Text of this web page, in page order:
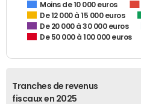
Moins de 10 000 euros
De 12 000 à 15 000 euros
De 20 000 à 30 000 euros
De 50 000 à 100 000 euros
Tranches de revenus
fiscaux en 2025